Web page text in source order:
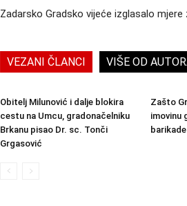
Zadarsko Gradsko vijeće izglasalo
VEZANI ČLANCI VIŠE OD
Obitelj Milunović i dalje blokira
cestu na Umcu, gradonačelniku
Brkanu pisao Dr. sc. Tonči
Grgasović
Zašto
imovinu